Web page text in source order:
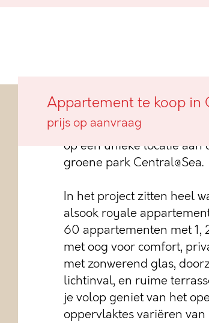
Appartement te koop in
prijs op aanvraag
In de bruisende stadswijk
residentie Park 27 voor:
op een unieke locatie aan
groene park Central@Sea.
In het project zitten heel
alsook royale
60 appartementen met 1,
met oog voor comfort,
met zonwerend glas,
lichtinval, en ruime
je volop geniet van het
oppervlaktes variëren van